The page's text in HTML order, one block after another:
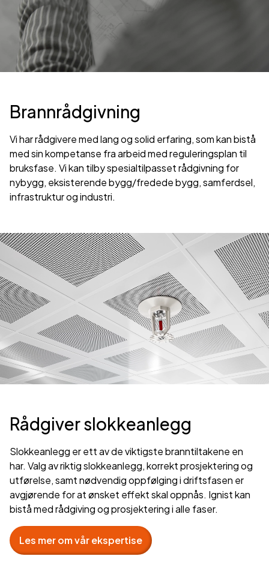
Brannrådgivning
Vi har rådgivere med lang og solid erfaring, som kan bistå
med sin kompetanse fra arbeid med reguleringsplan til
bruksfase. Vi kan tilby spesialtilpasset rådgivning for
nybygg, eksisterende bygg/fredede bygg, samferdsel,
infrastruktur og industri.
Rådgiver slokkeanlegg
Slokkeanlegg er ett av de viktigste branntiltakene en
har. Valg av riktig slokkeanlegg, korrekt prosjektering og
utførelse, samt nødvendig oppfølging i driftsfasen er
avgjørende for at ønsket effekt skal oppnås. Ignist kan
bistå med rådgiving og prosjektering i alle faser.
Les mer om vår ekspertise